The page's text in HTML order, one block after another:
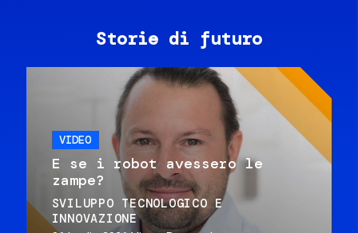
Storie di futuro
VIDEO
E se i robot avessero le
zampe?
SVILUPPO TECNOLOGICO E
INNOVAZIONE